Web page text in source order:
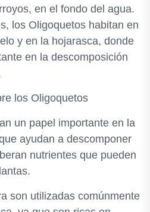
en el fondo del agua.
los Oligoquetos habitan en
y en la hojarasca, donde
en la descomposición
los Oligoquetos
un papel importante en la
ayudan a descomponer
nutrientes que pueden
son utilizadas comúnmente